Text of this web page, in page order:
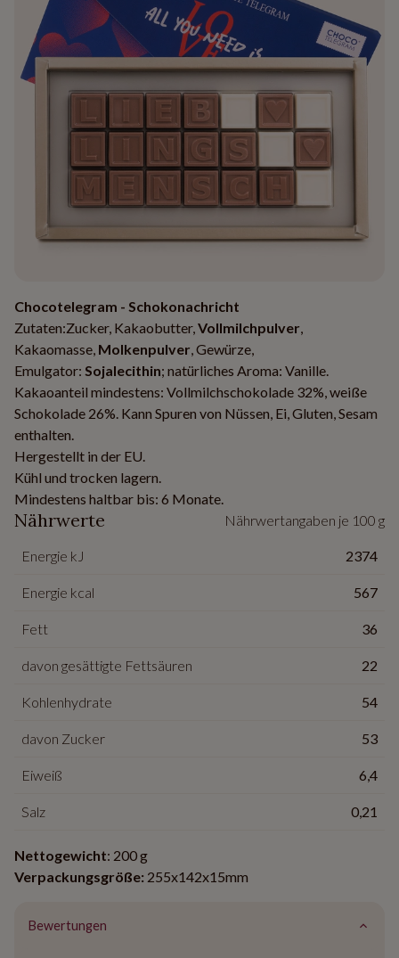
Chocotelegram - Schokonachricht
Zutaten:Zucker, Kakaobutter,Vollmilchpulver,
Kakaomasse, Molkenpulver, Gewürze,
Emulgator: Sojalecithin; natürliches Aroma: Vanille.
Kakaoanteil mindestens: Vollmilchschokolade 32%, weiße
Schokolade 26%. Kann Spuren von Nüssen, Ei, Gluten, Sesam
enthalten.
Hergestellt in der EU.
Kühl und trocken lagern.
Mindestens haltbar bis: 6 Monate.
Nährwerte Nährwertangaben je 100 g
Energie kJ 2374
Energie kcal 567
Fett 36
davon gesättigte Fettsäuren 22
Kohlenhydrate 54
davon Zucker 53
Eiweiß 6,4
Salz 0,21
Nettogewicht: 200 g
Verpackungsgröße: 255x142x15mm
Bewertungen